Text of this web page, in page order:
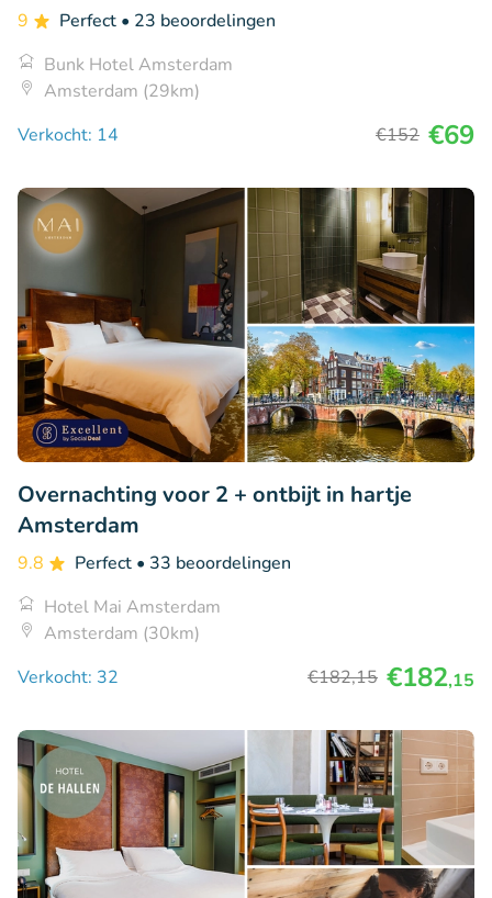
9 Perfect • 23 beoordelingen
Bunk Hotel Amsterdam
Amsterdam (29km)
Verkocht: 14
€152 €69
Overnachting voor 2 + ontbijt in hartje
Amsterdam
9.8 Perfect • 33 beoordelingen
Hotel Mai Amsterdam
Amsterdam (30km)
Verkocht: 32
€182,15 €182,15